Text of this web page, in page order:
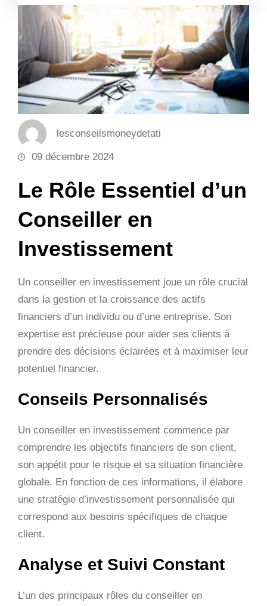
lesconseilsmoneydetati
09 décembre 2024
Le Rôle Essentiel d’un
Conseiller en
Investissement
Un conseiller en investissement joue un rôle crucial
dans la gestion et la croissance des actifs
financiers d’un individu ou d’une entreprise. Son
expertise est précieuse pour aider ses clients à
prendre des décisions éclairées et à maximiser leur
potentiel financier.
Conseils Personnalisés
Un conseiller en investissement commence par
comprendre les objectifs financiers de son client,
son appétit pour le risque et sa situation financière
globale. En fonction de ces informations, il élabore
une stratégie d’investissement personnalisée qui
correspond aux besoins spécifiques de chaque
client.
Analyse et Suivi Constant
L’un des principaux rôles du conseiller en